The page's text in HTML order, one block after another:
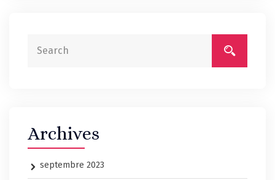
Archives
septembre 2023